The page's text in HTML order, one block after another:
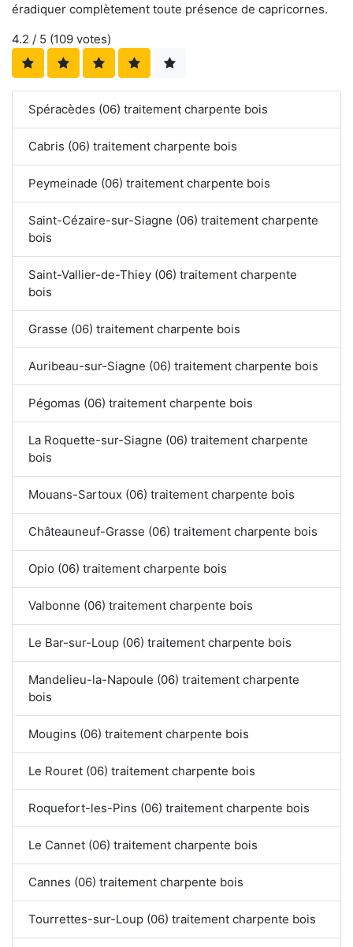
éradiquer complètement toute présence de capricornes.
4.2 / 5 (109 votes)
Spéracèdes (06) traitement charpente bois
Cabris (06) traitement charpente bois
Peymeinade (06) traitement charpente bois
Saint-Cézaire-sur-Siagne (06) traitement charpente
bois
Saint-Vallier-de-Thiey (06) traitement charpente
bois
Grasse (06) traitement charpente bois
Auribeau-sur-Siagne (06) traitement charpente bois
Pégomas (06) traitement charpente bois
La Roquette-sur-Siagne (06) traitement charpente
bois
Mouans-Sartoux (06) traitement charpente bois
Châteauneuf-Grasse (06) traitement charpente bois
Opio (06) traitement charpente bois
Valbonne (06) traitement charpente bois
Le Bar-sur-Loup (06) traitement charpente bois
Mandelieu-la-Napoule (06) traitement charpente
bois
Mougins (06) traitement charpente bois
Le Rouret (06) traitement charpente bois
Roquefort-les-Pins (06) traitement charpente bois
Le Cannet (06) traitement charpente bois
Cannes (06) traitement charpente bois
Tourrettes-sur-Loup (06) traitement charpente bois